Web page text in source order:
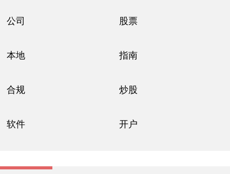
公司 股票
本地 指南
合规 炒股
软件 开户